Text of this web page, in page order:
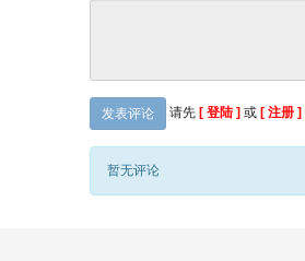
发表评论 请先 [ 登陆 ] 或 [ 注册 ]
暂无评论